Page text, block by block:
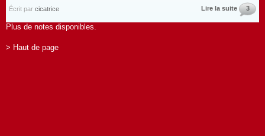
Écrit par cicatrice Lire la suite 3
Plus de notes disponibles.
> Haut de page